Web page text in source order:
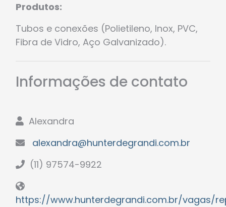
Produtos:
Tubos e conexões (Polietileno, Inox, PVC,
Fibra de Vidro, Aço Galvanizado).
Informações de contato
Alexandra
alexandra@hunterdegrandi.com.br
(11) 97574-9922
https://www.hunterdegrandi.com.br/vagas/